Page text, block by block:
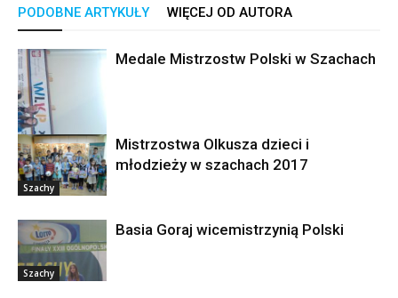
PODOBNE ARTYKUŁY WIĘCEJ OD AUTORA
Szachy
Medale Mistrzostw Polski w Szachach
Szachy
Mistrzostwa Olkusza dzieci i
młodzieży w szachach 2017
Szachy
Basia Goraj wicemistrzynią Polski